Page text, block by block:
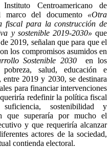
Centroamericano de
del documento «Otra
fiscal para la construcción de
y sostenible 2019-2030» que
2019, señalan que para que el
los compromisos asumidos en
Sostenible 2030 en los
salud, educación e
entre 2019 y 2030, se destinara
para financiar intervenciones
redefinir la política fiscal
sostenibilidad y
que superaría por mucho el
y que requeriría alcanzar
actores de la sociedad,
contienda electoral.